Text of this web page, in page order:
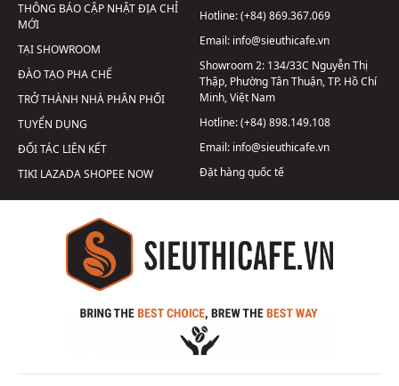
THÔNG BÁO CẬP NHẬT ĐỊA CHỈ
MỚI
TẠI SHOWROOM
ĐÀO TẠO PHA CHẾ
TRỞ THÀNH NHÀ PHÂN PHỐI
TUYỂN DỤNG
ĐỐI TÁC LIÊN KẾT
TIKI LAZADASHOPEE NOW
Hotline:(+84) 869.367.069
Email: info@sieuthicafe.vn
Showroom 2: 134/33C Nguyễn Thị
Thập, Phường Tân Thuận, TP. Hồ Chí
Minh, Việt Nam
Hotline:(+84) 898.149.108
Email: info@sieuthicafe.vn
Đặt hàng quốc tế